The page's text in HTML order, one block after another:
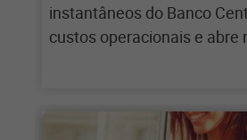
instantâneos do Banco
custos operacionais e abre